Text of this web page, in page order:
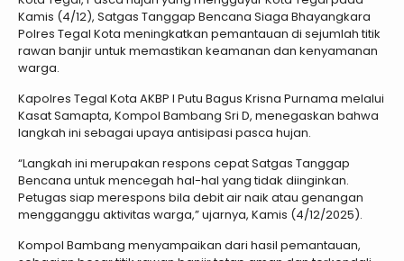
Kamis (4/12), Satgas Tanggap Bencana Siaga Bhayangkara
Polres Tegal Kota meningkatkan pemantauan di sejumlah titik
rawan banjir untuk memastikan keamanan dan kenyamanan
warga.
Kapolres Tegal Kota AKBP I Putu Bagus Krisna Purnama melalui
Kasat Samapta, Kompol Bambang Sri D, menegaskan bahwa
langkah ini sebagai upaya antisipasi pasca hujan.
“Langkah ini merupakan respons cepat Satgas Tanggap
Bencana untuk mencegah hal-hal yang tidak diinginkan.
Petugas siap merespons bila debit air naik atau genangan
mengganggu aktivitas warga,” ujarnya, Kamis (4/12/2025).
Kompol Bambang menyampaikan dari hasil pemantauan,